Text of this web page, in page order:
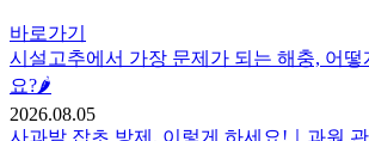
바로가기
시설고추에서 가장 문제가 되는 해충, 어
요?🌶️
2026.08.05
사과밭 잡초 방제, 이렇게 하세요!｜과원